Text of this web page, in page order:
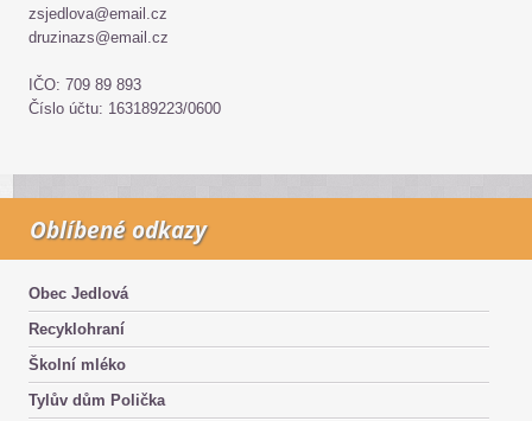
zsjedlova@email.cz
druzinazs@email.cz
IČO: 709 89 893
Číslo účtu: 163189223/0600
Oblíbené odkazy
Obec Jedlová
Recyklohraní
Školní mléko
Tylův dům Polička